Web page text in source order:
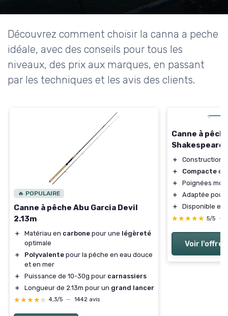
Découvrez comment choisir la canna a peche
idéale, avec des conseils pour tous les
niveaux, des prix aux marques, en passant
par les techniques et les avis des clients.
🔥 POPULAIRE
Canne à pêche Abu Garcia Devil
2.13m
＋ Matériau en carbone pour une légèreté
optimale
＋
Polyvalente pour la pêche en eau douce
et en mer
＋
Puissance de 10-30g pour carnassiers
＋
Longueur de 2.13m pour un grand lancer
★★★★★
★★★★★ 4,3/5 — 1442 avis
Canne à
Shakespeare
＋
Construction
＋
Compacte et
＋
Poignées
＋
Adaptée pour
＋
Disponible en
★★★★★
★★★★★ 5/5 —
Voir l'offre